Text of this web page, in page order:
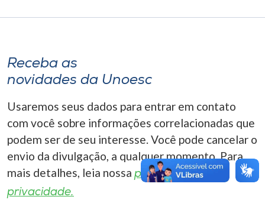
A+
Receba as
novidades da Unoesc
Usaremos seus dados para entrar em contato
com você sobre informações correlacionadas que
podem ser de seu interesse. Você pode cancelar o
envio da divulgação, a qualquer momento. Para
mais detalhes, leia nossa política de
privacidade.